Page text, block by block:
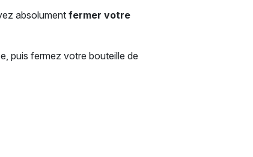
absolument fermer votre
puis fermez votre bouteille de